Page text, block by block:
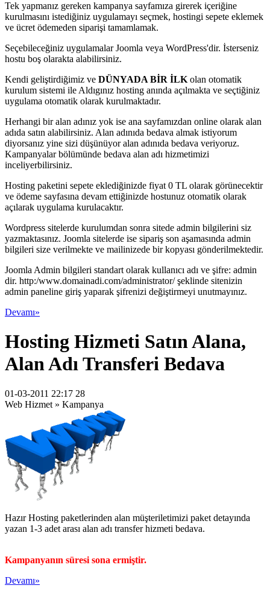
Tek yapmanız gereken kampanya sayfamıza girerek içeriğine
kurulmasını istediğiniz uygulamayı seçmek, hostingi sepete eklemek
ve ücret ödemeden siparişi tamamlamak.
Seçebileceğiniz uygulamalar Joomla veya WordPress'dir. İsterseniz
hostu boş olarakta alabilirsiniz.
Kendi geliştirdiğimiz ve DÜNYADA BİR İLK olan otomatik
kurulum sistemi ile Aldıgınız hosting anında açılmakta ve seçtiğiniz
uygulama otomatik olarak kurulmaktadır.
Herhangi bir alan adınız yok ise ana sayfamızdan online olarak alan
adıda satın alabilirsiniz. Alan adınıda bedava almak istiyorum
diyorsanız yine sizi düşünüyor alan adınıda bedava veriyoruz.
Kampanyalar bölümünde bedava alan adı hizmetimizi
inceliyerbilirsiniz.
Hosting paketini sepete eklediğinizde fiyat 0 TL olarak görünecektir
ve ödeme sayfasına devam ettiğinizde hostunuz otomatik olarak
açılarak uygulama kurulacaktır.
Wordpress sitelerde kurulumdan sonra sitede admin bilgilerini siz
yazmaktasınız. Joomla sitelerde ise sipariş son aşamasında admin
bilgileri size verilmekte ve mailinizede bir kopyası gönderilmektedir.
Joomla Admin bilgileri standart olarak kullanıcı adı ve şifre: admin
dir. http:/www.domainadi.com/administrator/ şeklinde sitenizin
admin paneline giriş yaparak şifrenizi değiştirmeyi unutmayınız.
Devamı»
Hosting Hizmeti Satın Alana,
Alan Adı Transferi Bedava
01-03-2011 22:17 28
Web Hizmet » Kampanya
Hazır Hosting paketlerinden alan müşteriletimizi paket detayında
yazan 1-3 adet arası alan adı transfer hizmeti bedava.
Kampanyanın süresi sona ermiştir.
Devamı»